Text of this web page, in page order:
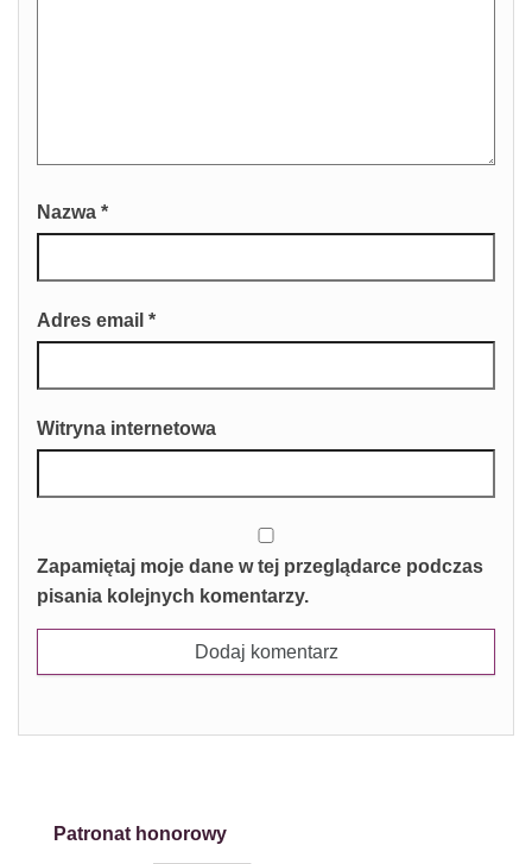
Nazwa *
Adres email *
Witryna internetowa
Zapamiętaj moje dane w tej przeglądarce podczas
pisania kolejnych komentarzy.
Patronat honorowy